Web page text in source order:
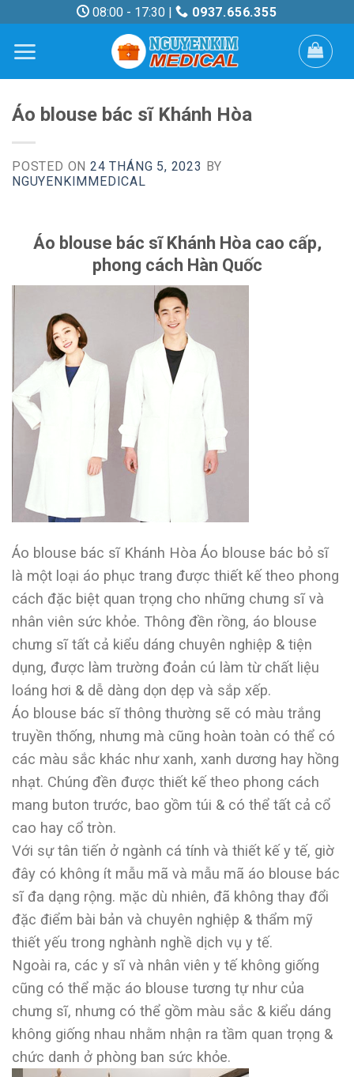
content
08:00 - 17:30 | 0937.656.355
Áo blouse bác sĩ Khánh Hòa
POSTED ON24 THÁNG 5, 2023 BY
NGUYENKIMMEDICAL
Áo blouse bác sĩ Khánh Hòa cao cấp,
phong cách Hàn Quốc
Áo blouse bác sĩ Khánh Hòa Áo blouse bác bỏ sĩ
là một loại áo phục trang được thiết kế theo phong
cách đặc biệt quan trọng cho những chưng sĩ và
nhân viên sức khỏe. Thông đền rồng, áo blouse
chưng sĩ tất cả kiểu dáng chuyên nghiệp & tiện
dụng, được làm trường đoản cú làm từ chất liệu
loáng hơi & dễ dàng dọn dẹp và sắp xếp.
Áo blouse bác sĩ thông thường sẽ có màu trắng
truyền thống, nhưng mà cũng hoàn toàn có thể có
các màu sắc khác như xanh, xanh dương hay hồng
nhạt. Chúng đền được thiết kế theo phong cách
mang buton trước, bao gồm túi & có thể tất cả cổ
cao hay cổ tròn.
Với sự tân tiến ở ngành cá tính và thiết kế y tế, giờ
đây có không ít mẫu mã và mẫu mã áo blouse bác
sĩ đa dạng rộng. mặc dù nhiên, đã không thay đổi
đặc điểm bài bản và chuyên nghiệp & thẩm mỹ
thiết yếu trong nghành nghề dịch vụ y tế.
Ngoài ra, các y sĩ và nhân viên y tế không giống
cũng có thể mặc áo blouse tương tự như của
chưng sĩ, nhưng có thể gồm màu sắc & kiểu dáng
không giống nhau nhằm nhận ra tầm quan trọng &
chức danh ở phòng ban sức khỏe.